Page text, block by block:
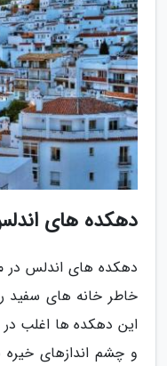
دهکده های
دهکده های اندلس در
خاطر خانه های سفید
این دهکده ها اغلب
و چشم اندازهای خیره